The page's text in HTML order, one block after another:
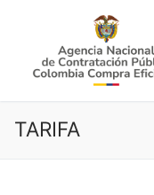
contenido
TARIFA